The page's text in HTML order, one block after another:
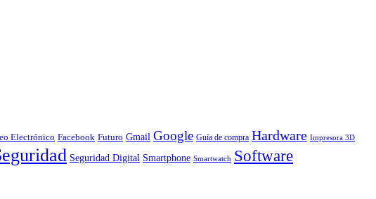
Electrónico Facebook Futuro Gmail Google Guía de compra Hardware Impresora 3D
Seguridad Digital Smartphone Smartwatch Software